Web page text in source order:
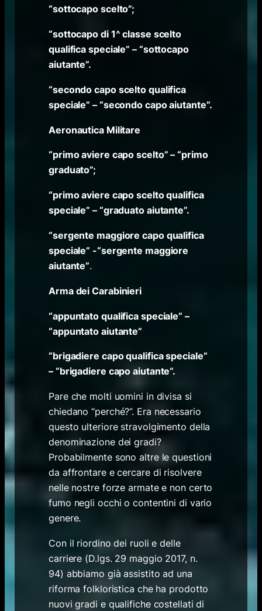
“sottocapo scelto”;
“sottocapo di 1^ classe scelto
qualifica speciale” – “sottocapo
aiutante”.
“secondo capo scelto qualifica
speciale” – “secondo capo aiutante”.
Aeronautica Militare
“primo aviere capo scelto” – “primo
graduato”;
“primo aviere capo scelto qualifica
speciale” – “graduato aiutante”.
“sergente maggiore capo qualifica
speciale” -“sergente maggiore
aiutante”.
Arma dei Carabinieri
“appuntato qualifica speciale” –
“appuntato aiutante”
“brigadiere capo qualifica speciale”
– “brigadiere capo aiutante”.
Pare che molti uomini in divisa si
chiedano “perché?”. Era necessario
questo ulteriore stravolgimento della
denominazione dei gradi?
Probabilmente sono altre le questioni
da affrontare e cercare di risolvere
nelle nostre forze armate e non certo
fumo negli occhi o contentini di vario
genere.
Con il riordino dei ruoli e delle
carriere (D.lgs. 29 maggio 2017, n.
94) abbiamo già assistito ad una
riforma folkloristica che ha prodotto
nuovi gradi e qualifiche costellati di